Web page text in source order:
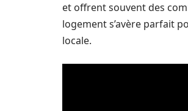
et offrent souvent des
logement s’avère parfait
locale.